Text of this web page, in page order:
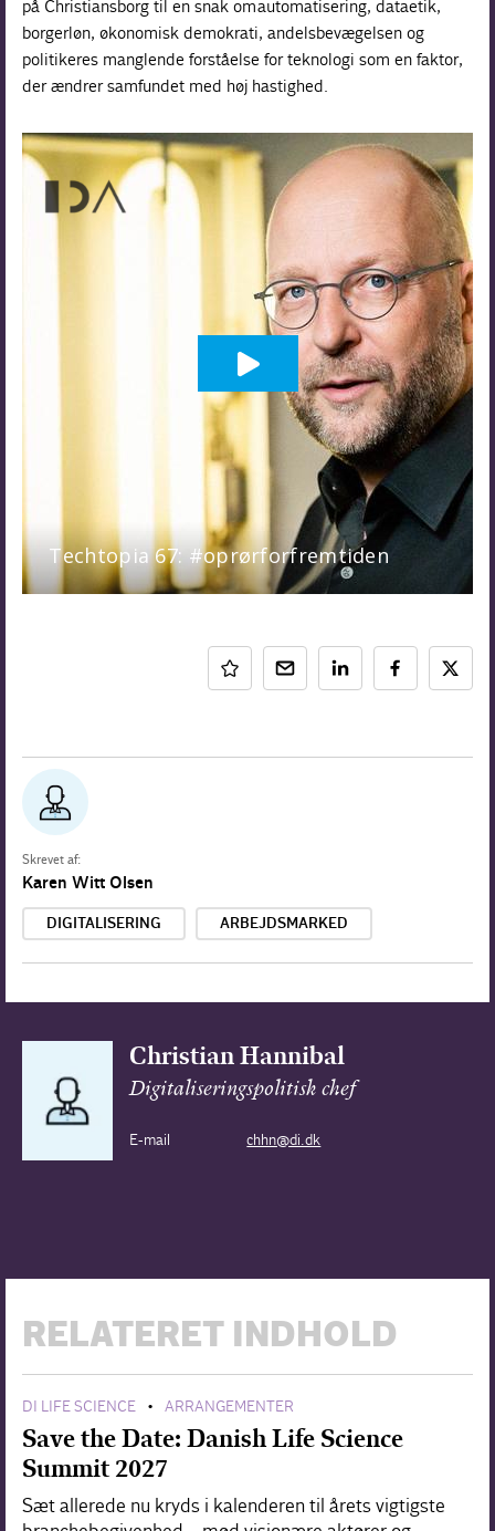
på Christiansborg til en snak om automatisering, dataetik,
borgerløn, økonomisk demokrati, andelsbevægelsen og
politikeres manglende forståelse for teknologi som en faktor,
der ændrer samfundet med høj hastighed.
Skrevet af:
Karen Witt Olsen
DIGITALISERING ARBEJDSMARKED
Christian Hannibal
Digitaliseringspolitisk chef
E-mail chhn@di.dk
RELATERET INDHOLD
DI LIFE SCIENCE • ARRANGEMENTER
Save the Date: Danish Life Science
Summit 2027
Sæt allerede nu kryds i kalenderen til årets vigtigste